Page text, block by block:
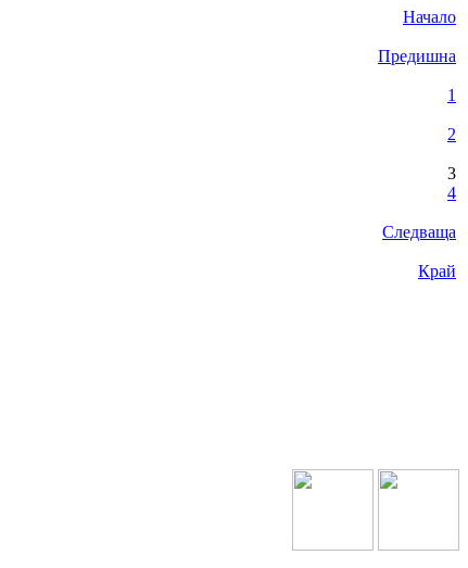
Начало
Предишна
1
2
3
4
Следваща
Край